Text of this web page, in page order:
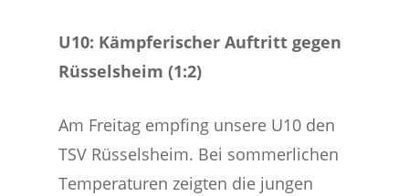
U10: Kämpferischer Auftritt gegen
Rüsselsheim (1:2)
Am Freitag empfing unsere U10 den
TSV Rüsselsheim. Bei sommerlichen
Temperaturen zeigten die jungen